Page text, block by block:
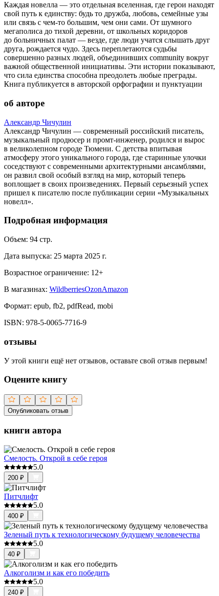
Каждая новелла — это отдельная вселенная, где герои находят
свой путь к единству: будь то дружба, любовь, семейные узы
или связь с чем-то большим, чем они сами. От шумного
мегаполиса до тихой деревни, от школьных коридоров
до больничных палат — везде, где люди учатся слышать друг
друга, рождается чудо. Здесь переплетаются судьбы
совершенно разных людей, объединивших community вокруг
важной общественной инициативы. Эти истории показывают,
что сила единства способна преодолеть любые преграды.
Книга публикуется в авторской орфографии и пунктуации
об авторе
Александр Чичулин
Александр Чичулин — современный российский писатель,
музыкальный продюсер и промт-инженер, родился и вырос
в великолепном городе Тюмени. С детства впитывая
атмосферу этого уникального города, где старинные улочки
соседствуют с современными архитектурными ансамблями,
он развил свой особый взгляд на мир, который теперь
воплощает в своих произведениях. Первый серьезный успех
пришел к писателю после публикации серии «Музыкальных
новелл».
Подробная информация
Объем: 94 стр.
Дата выпуска: 25 марта 2025 г.
Возрастное ограничение: 12+
В магазинах: WildberriesOzonAmazon
Формат: epub, fb2, pdfRead, mobi
ISBN: 978-5-0065-7716-9
отзывы
У этой книги ещё нет отзывов, оставьте свой отзыв первым!
Оцените книгу
Опубликовать отзыв
книги автора
Смелость. Открой в себе героя
5.0
200 ₽
Питчлифт
5.0
400 ₽
Зеленый путь к технологическому будущему человечества
5.0
40 ₽
Алкоголизм и как его победить
5.0
240 ₽